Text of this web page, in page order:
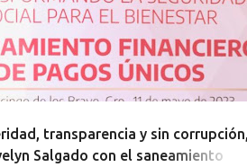
transparencia y sin
Salgado con el saneamiento